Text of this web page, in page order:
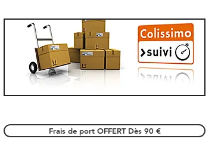
Frais de port OFFERT Dès 90 €